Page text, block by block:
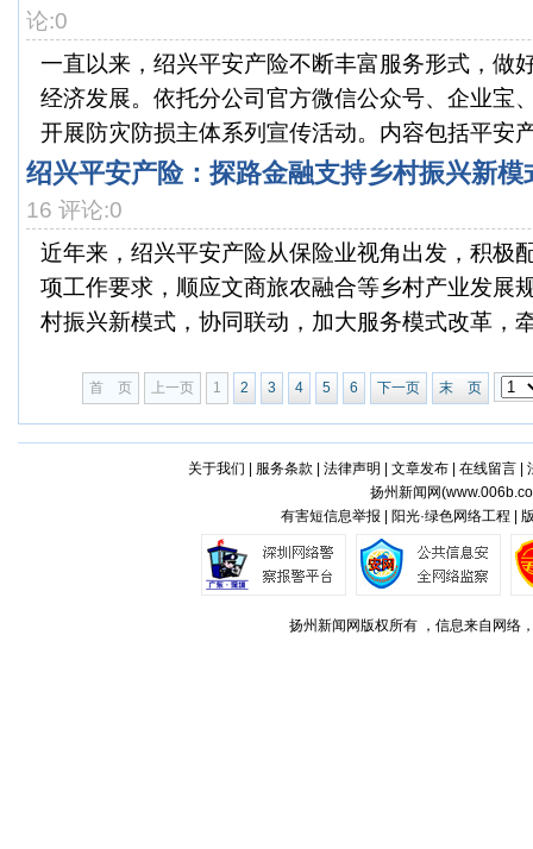
论:0
一直以来，绍兴平安产险不断丰富服务形式，做
经济发展。依托分公司官方微信公众号、企业宝
开展防灾防损主体系列宣传活动。内容包括平安
绍兴平安产险：探路金融支持乡村振兴新模
16 评论:0
近年来，绍兴平安产险从保险业视角出发，积极
项工作要求，顺应文商旅农融合等乡村产业发展
村振兴新模式，协同联动，加大服务模式改革，
首 页 上一页 1 2 3 4 5 6 下一页 末 页
关于我们 服务条款 法律声明 文章发布| 在线留言|
扬州新闻网(
有害短信息举报 | 阳光·绿色网络工程 |
扬州新闻网版权所有 ，信息来自网络